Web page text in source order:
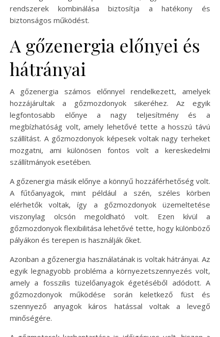
rendszerek kombinálása biztosítja a hatékony és
biztonságos működést.
A gőzenergia előnyei és
hátrányai
A gőzenergia számos előnnyel rendelkezett, amelyek
hozzájárultak a gőzmozdonyok sikeréhez. Az egyik
legfontosabb előnye a nagy teljesítmény és a
megbízhatóság volt, amely lehetővé tette a hosszú távú
szállítást. A gőzmozdonyok képesek voltak nagy terheket
mozgatni, ami különösen fontos volt a kereskedelmi
szállítmányok esetében.
A gőzenergia másik előnye a könnyű hozzáférhetőség volt.
A fűtőanyagok, mint például a szén, széles körben
elérhetők voltak, így a gőzmozdonyok üzemeltetése
viszonylag olcsón megoldható volt. Ezen kívül a
gőzmozdonyok flexibilitása lehetővé tette, hogy különböző
pályákon és terepen is használják őket.
Azonban a gőzenergia használatának is voltak hátrányai. Az
egyik legnagyobb probléma a környezetszennyezés volt,
amely a fosszilis tüzelőanyagok égetéséből adódott. A
gőzmozdonyok működése során keletkező füst és
szennyező anyagok káros hatással voltak a levegő
minőségére.